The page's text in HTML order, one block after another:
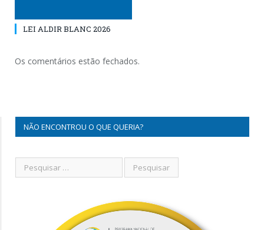
LEI ALDIR BLANC 2026
Os comentários estão fechados.
NÃO ENCONTROU O QUE QUERIA?